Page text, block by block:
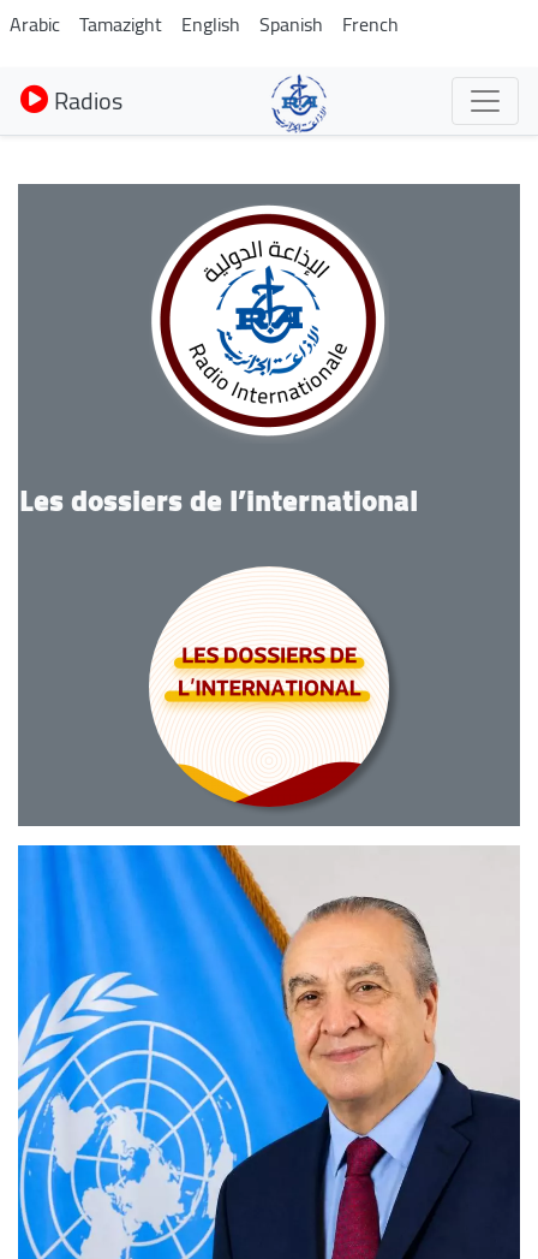
Aller
au
contenu
principal
Arabic Tamazight English Spanish French
Radios
Les dossiers de l’international